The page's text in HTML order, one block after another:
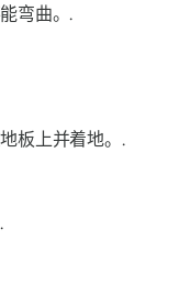
弯曲。.
板上并着地。.